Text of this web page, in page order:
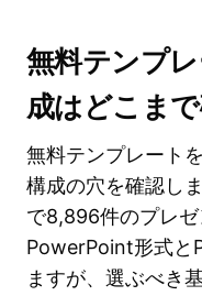
無料テンプ
成はどこま
無料テンプレート
構成の穴を確認し
で8,896件のプレゼ
PowerPoint形式と
ますが、選ぶべき